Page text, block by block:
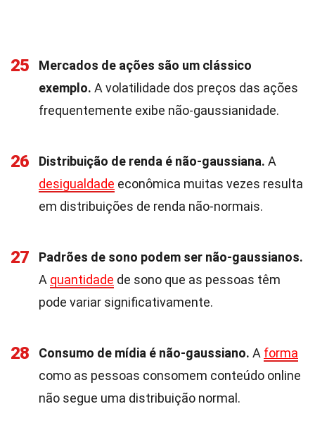
25
Mercados de ações são um clássico
exemplo. A volatilidade dos preços das ações
frequentemente exibe não-gaussianidade.
26 Distribuição de renda é não-gaussiana. A
desigualdade econômica muitas vezes resulta
em distribuições de renda não-normais.
27
Padrões de sono podem ser não-gaussianos.
A quantidade de sono que as pessoas têm
pode variar significativamente.
28 Consumo de mídia é não-gaussiano. A forma
como as pessoas consomem conteúdo online
não segue uma distribuição normal.